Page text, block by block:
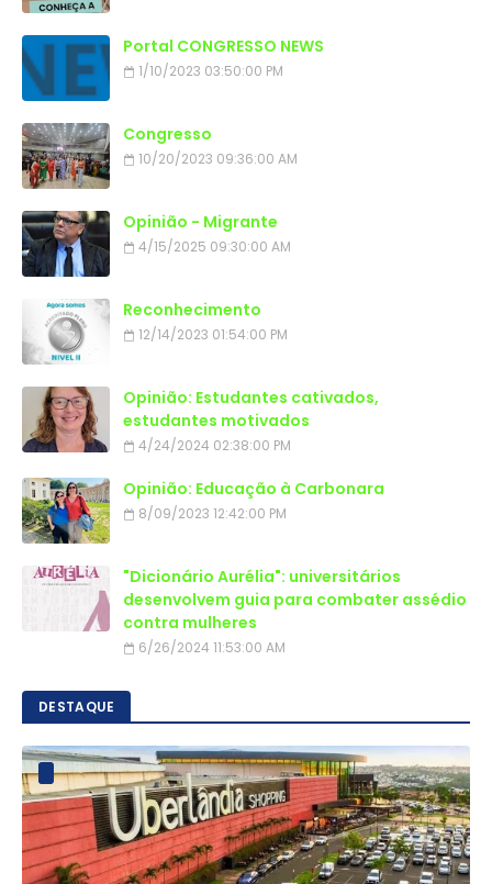
Portal CONGRESSO NEWS
1/10/2023 03:50:00 PM
Congresso
10/20/2023 09:36:00 AM
Opinião - Migrante
4/15/2025 09:30:00 AM
Reconhecimento
12/14/2023 01:54:00 PM
Opinião: Estudantes cativados,
estudantes motivados
4/24/2024 02:38:00 PM
Opinião: Educação à Carbonara
8/09/2023 12:42:00 PM
"Dicionário Aurélia": universitários
desenvolvem guia para combater assédio
contra mulheres
6/26/2024 11:53:00 AM
DESTAQUE